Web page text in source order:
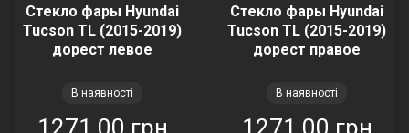
Стекло фары Hyundai
Tucson TL (2015-2019)
дорест левое
В наявності
1271.00 грн
Стекло фары Hyundai
Tucson TL (2015-2019)
дорест правое
В наявності
1271.00 грн